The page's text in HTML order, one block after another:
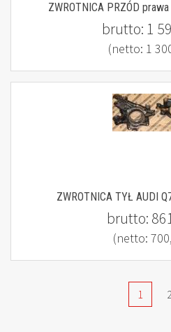
ZWROTNICA PRZÓD
brutto: 1
(netto: 1
ZWROTNICA TYŁ AUDI
brutto:
(netto:
1